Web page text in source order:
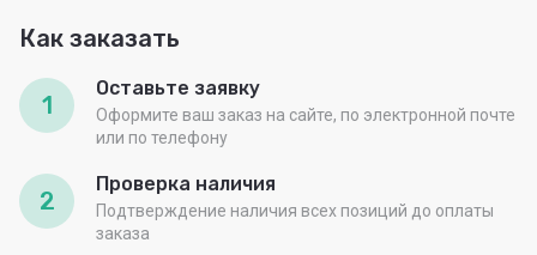
Как заказать
1
Оставьте заявку
Оформите ваш заказ на сайте, по электронной почте
или по телефону
2
Проверка наличия
Подтверждение наличия всех позиций до оплаты
заказа